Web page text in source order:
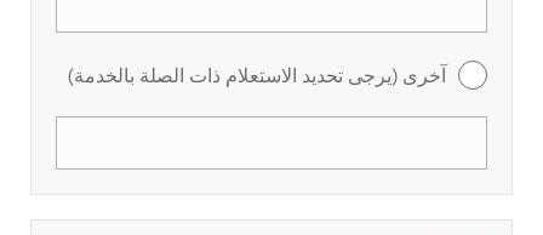
آخرى (يرجى تحديد الاستعلام ذات الصلة بالخدمة)